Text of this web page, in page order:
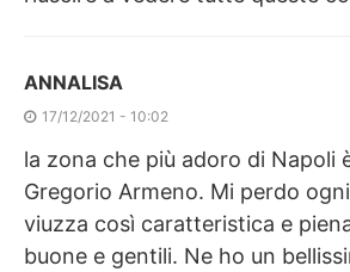
ANNALISA
17/12/2021 - 10:02
la zona che più adoro di Napoli
Gregorio Armeno. Mi perdo
viuzza così caratteristica e
buone e gentili. Ne ho un